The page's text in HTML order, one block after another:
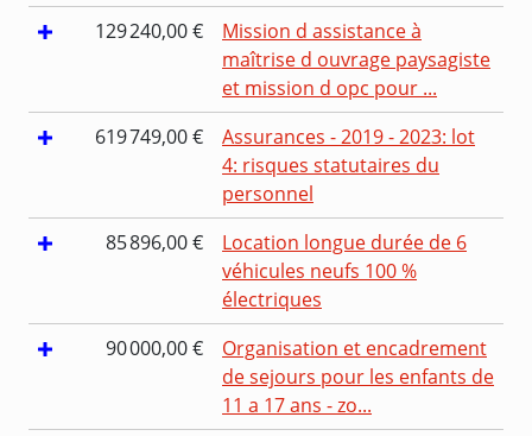
129 240,00 €
Mission d assistance à
maîtrise d ouvrage paysagiste
et mission d opc pour ...
619 749,00 €
Assurances - 2019 - 2023: lot
4: risques statutaires du
personnel
85 896,00 €
Location longue durée de 6
véhicules neufs 100 %
électriques
90 000,00 €
Organisation et encadrement
de sejours pour les enfants de
11 a 17 ans - zo...